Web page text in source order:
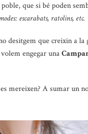
que si bé poden
escarabats, ratolins, etc.
desitgem que creixin a
engegar una
mereixen? A sumar un